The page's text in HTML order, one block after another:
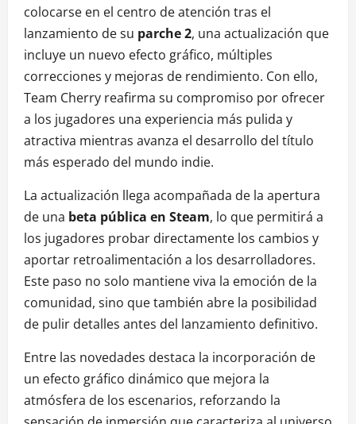
colocarse en el centro de atención tras el
lanzamiento de su parche 2, una actualización que
incluye un nuevo efecto gráfico, múltiples
correcciones y mejoras de rendimiento. Con ello,
Team Cherry reafirma su compromiso por ofrecer
a los jugadores una experiencia más pulida y
atractiva mientras avanza el desarrollo del título
más esperado del mundo indie.
La actualización llega acompañada de la apertura
de una beta pública en Steam, lo que permitirá a
los jugadores probar directamente los cambios y
aportar retroalimentación a los desarrolladores.
Este paso no solo mantiene viva la emoción de la
comunidad, sino que también abre la posibilidad
de pulir detalles antes del lanzamiento definitivo.
Entre las novedades destaca la incorporación de
un efecto gráfico dinámico que mejora la
atmósfera de los escenarios, reforzando la